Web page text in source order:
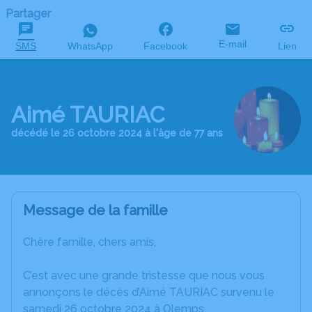
Partager
SMS WhatsApp Facebook E-mail Lien
Aimé TAURIAC
décédé le 26 octobre 2024 à l'âge de 77 ans
Message de la famille
Chère famille, chers amis,
C’est avec une grande tristesse que nous vous
annonçons le décès d’Aimé TAURIAC survenu le
samedi 26 octobre 2024 à Olemps.